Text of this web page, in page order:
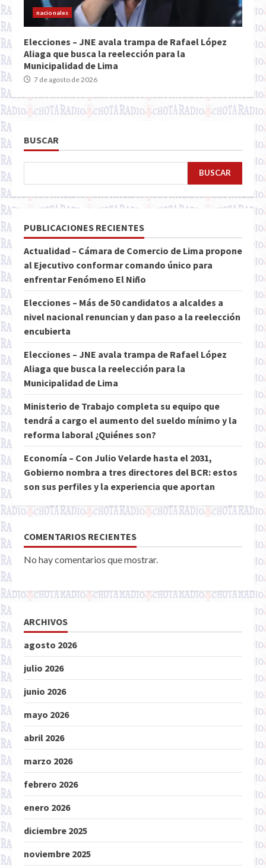
nacionales
Elecciones – JNE avala trampa de Rafael López
Aliaga que busca la reelección para la
Municipalidad de Lima
7 de agosto de 2026
BUSCAR
BUSCAR
PUBLICACIONES RECIENTES
Actualidad – Cámara de Comercio de Lima propone
al Ejecutivo conformar comando único para
enfrentar Fenómeno El Niño
Elecciones – Más de 50 candidatos a alcaldes a
nivel nacional renuncian y dan paso a la reelección
encubierta
Elecciones – JNE avala trampa de Rafael López
Aliaga que busca la reelección para la
Municipalidad de Lima
Ministerio de Trabajo completa su equipo que
tendrá a cargo el aumento del sueldo mínimo y la
reforma laboral ¿Quiénes son?
Economía – Con Julio Velarde hasta el 2031,
Gobierno nombra a tres directores del BCR: estos
son sus perfiles y la experiencia que aportan
COMENTARIOS RECIENTES
No hay comentarios que mostrar.
ARCHIVOS
agosto 2026
julio 2026
junio 2026
mayo 2026
abril 2026
marzo 2026
febrero 2026
enero 2026
diciembre 2025
noviembre 2025